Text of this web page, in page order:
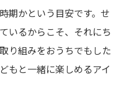
期かという目安です。せ
いるからこそ、それにち
り組みをおうちでもした
もと一緒に楽しめるアイ